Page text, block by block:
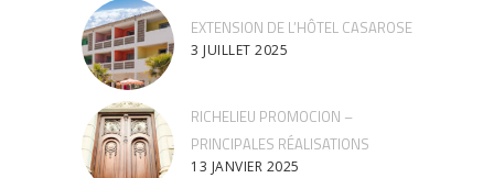
EXTENSION DE L’HÔTEL CASAROSE
3 JUILLET 2025
RICHELIEU PROMOCION –
PRINCIPALES RÉALISATIONS
13 JANVIER 2025